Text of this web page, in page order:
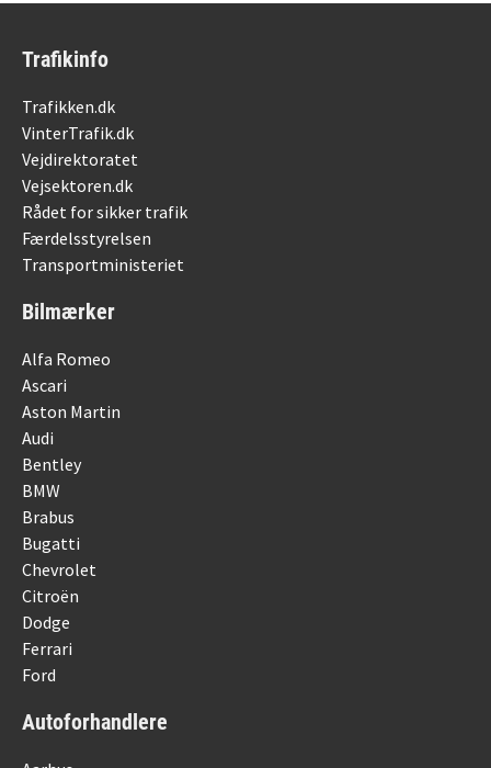
Trafikinfo
Trafikken.dk
VinterTrafik.dk
Vejdirektoratet
Vejsektoren.dk
Rådet for sikker trafik
Færdelsstyrelsen
Transportministeriet
Bilmærker
Alfa Romeo
Ascari
Aston Martin
Audi
Bentley
BMW
Brabus
Bugatti
Chevrolet
Citroën
Dodge
Ferrari
Ford
Autoforhandlere